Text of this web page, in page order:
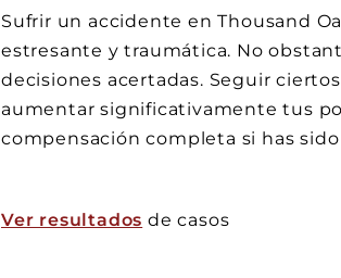
Sufrir un accidente en Thousand
estresante y traumática. No
decisiones acertadas. Seguir
aumentar significativamente tus
compensación completa si has
Ver resultados de casos